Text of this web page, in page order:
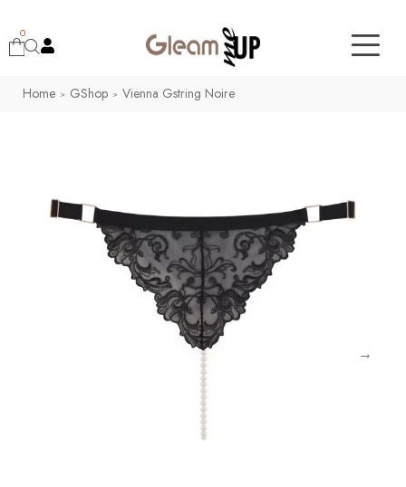
0
Home > GShop > Vienna Gstring Noire